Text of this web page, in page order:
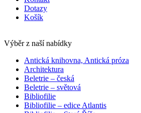
Dotazy
Košík
Výběr z naší nabídky
Antická knihovna, Antická próza
Architektura
Beletrie – česká
Beletrie – světová
Bibliofilie
Bibliofilie – edice Atlantis